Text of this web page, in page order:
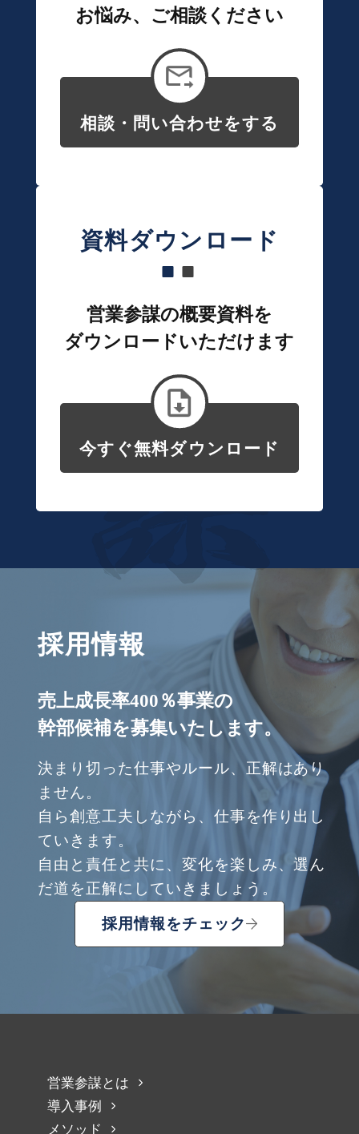
お悩み、ご相談ください
相談・問い合わせをする
資料ダウンロード
営業参謀の概要資料を
ダウンロードいただけます
今すぐ無料ダウンロード
採用情報
売上成長率400％事業の
幹部候補を募集いたします。
決まり切った仕事やルール、正解はあり
ません。
自ら創意工夫しながら、仕事を作り出し
ていきます。
自由と責任と共に、変化を楽しみ、選ん
だ道を正解にしていきましょう。
採用情報をチェック
営業参謀とは
導入事例
メソッド